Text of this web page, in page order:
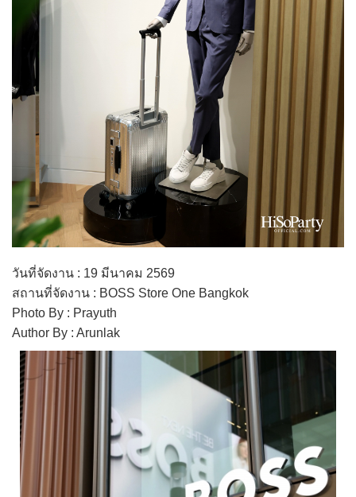
วันที่จัดงาน : 19 มีนาคม 2569
สถานที่จัดงาน : BOSS Store One Bangkok
Photo By : Prayuth
Author By : Arunlak